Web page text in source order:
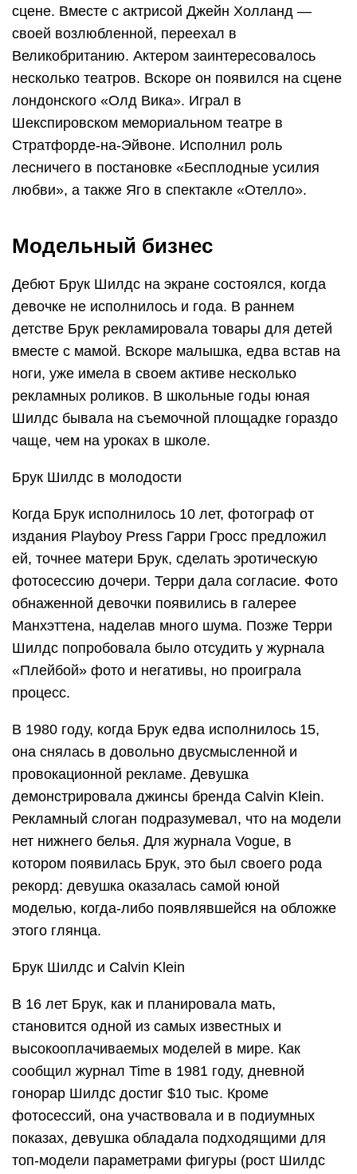
сцене. Вместе с актрисой Джейн Холланд —
своей возлюбленной, переехал в
Великобританию. Актером заинтересовалось
несколько театров. Вскоре он появился на сцене
лондонского «Олд Вика». Играл в
Шекспировском мемориальном театре в
Стратфорде-на-Эйвоне. Исполнил роль
лесничего в постановке «Бесплодные усилия
любви», а также Яго в спектакле «Отелло».
Модельный бизнес
Дебют Брук Шилдс на экране состоялся, когда
девочке не исполнилось и года. В раннем
детстве Брук рекламировала товары для детей
вместе с мамой. Вскоре малышка, едва встав на
ноги, уже имела в своем активе несколько
рекламных роликов. В школьные годы юная
Шилдс бывала на съемочной площадке гораздо
чаще, чем на уроках в школе.
Брук Шилдс в молодости
Когда Брук исполнилось 10 лет, фотограф от
издания Playboy Press Гарри Гросс предложил
ей, точнее матери Брук, сделать эротическую
фотосессию дочери. Терри дала согласие. Фото
обнаженной девочки появились в галерее
Манхэттена, наделав много шума. Позже Терри
Шилдс попробовала было отсудить у журнала
«Плейбой» фото и негативы, но проиграла
процесс.
В 1980 году, когда Брук едва исполнилось 15,
она снялась в довольно двусмысленной и
провокационной рекламе. Девушка
демонстрировала джинсы бренда Calvin Klein.
Рекламный слоган подразумевал, что на модели
нет нижнего белья. Для журнала Vogue, в
котором появилась Брук, это был своего рода
рекорд: девушка оказалась самой юной
моделью, когда-либо появлявшейся на обложке
этого глянца.
Брук Шилдс и Calvin Klein
В 16 лет Брук, как и планировала мать,
становится одной из самых известных и
высокооплачиваемых моделей в мире. Как
сообщил журнал Time в 1981 году, дневной
гонорар Шилдс достиг $10 тыс. Кроме
фотосессий, она участвовала и в подиумных
показах, девушка обладала подходящими для
топ-модели параметрами фигуры (рост Шилдс